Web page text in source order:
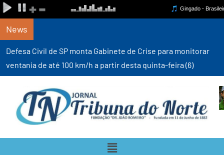
News
Defesa Civil de SP monta Gabinete de Crise para monitorar
ventania de até 100 km/h a partir desta quinta-feira (6)